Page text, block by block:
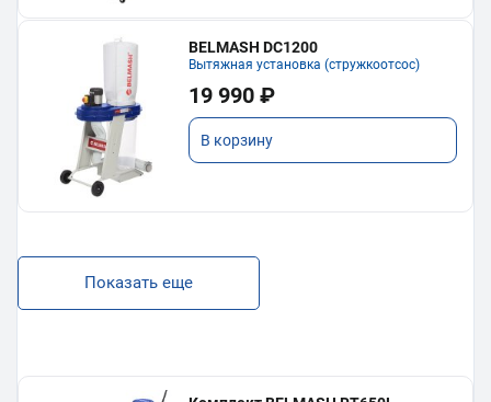
BELMASH DC1200
Вытяжная установка (стружкоотсос)
19 990 ₽
В корзину
Показать еще